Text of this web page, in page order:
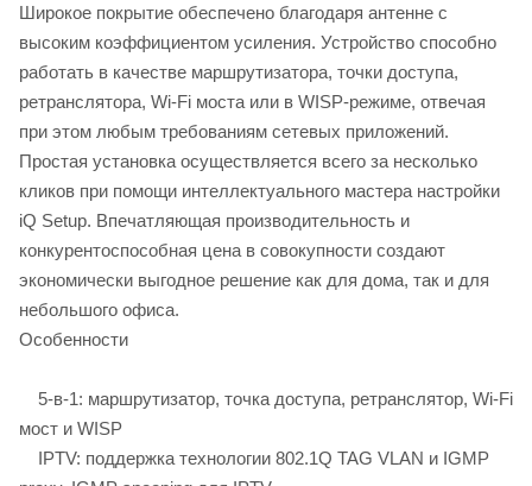
Широкое покрытие обеспечено благодаря антенне с
высоким коэффициентом усиления. Устройство способно
работать в качестве маршрутизатора, точки доступа,
ретранслятора, Wi-Fi моста или в WISP-режиме, отвечая
при этом любым требованиям сетевых приложений.
Простая установка осуществляется всего за несколько
кликов при помощи интеллектуального мастера настройки
iQ Setup. Впечатляющая производительность и
конкурентоспособная цена в совокупности создают
экономически выгодное решение как для дома, так и для
небольшого офиса.
Особенности
5-в-1: маршрутизатор, точка доступа, ретранслятор, Wi-Fi
мост и WISP
IPTV: поддержка технологии 802.1Q TAG VLAN и IGMP